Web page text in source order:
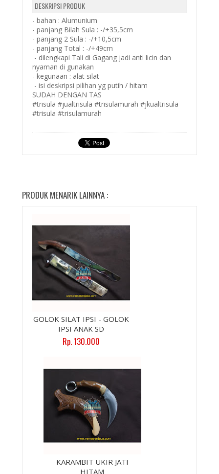
DESKRIPSI PRODUK
- bahan : Alumunium
- panjang Bilah Sula : -/+35,5cm
- panjang 2 Sula : -/+10,5cm
- panjang Total : -/+49cm
- dilengkapi Tali di Gagang jadi anti licin dan
nyaman di gunakan
- kegunaan : alat silat
- isi deskripsi pilihan yg putih / hitam
SUDAH DENGAN TAS
#trisula #jualtrisula #trisulamurah #jkualtrisula
#trisula #trisulamurah
PRODUK MENARIK LAINNYA :
GOLOK SILAT IPSI - GOLOK
IPSI ANAK SD
Rp. 130.000
KARAMBIT UKIR JATI
HITAM